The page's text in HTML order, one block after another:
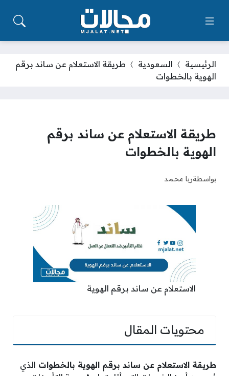
الرئيسية السعودية
طريقة الاستعلام عن ساند برقم
الهوية بالخطوات
طريقة الاستعلام عن ساند برقم
الهوية بالخطوات
بواسطةربا محمد
الاستعلام عن ساند برقم الهوية
محتويات المقال
طريقة الاستعلام عن ساند برقم الهوية بالخطوات الذي